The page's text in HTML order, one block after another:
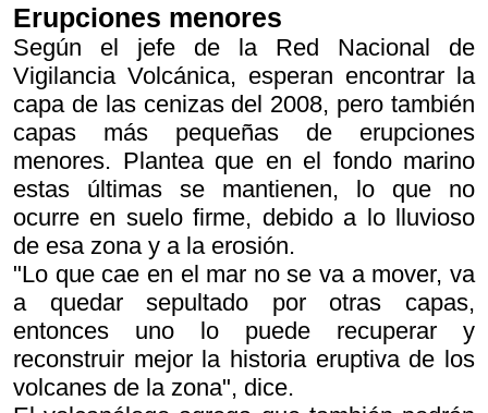
Erupciones menores
Según el jefe de la Red Nacional de
Vigilancia Volcánica, esperan encontrar la
capa de las cenizas del 2008, pero también
capas más pequeñas de erupciones
menores. Plantea que en el fondo marino
estas últimas se mantienen, lo que no
ocurre en suelo firme, debido a lo lluvioso
de esa zona y a la erosión.
"Lo que cae en el mar no se va a mover, va
a quedar sepultado por otras capas,
entonces uno lo puede recuperar y
reconstruir mejor la historia eruptiva de los
volcanes de la zona", dice.